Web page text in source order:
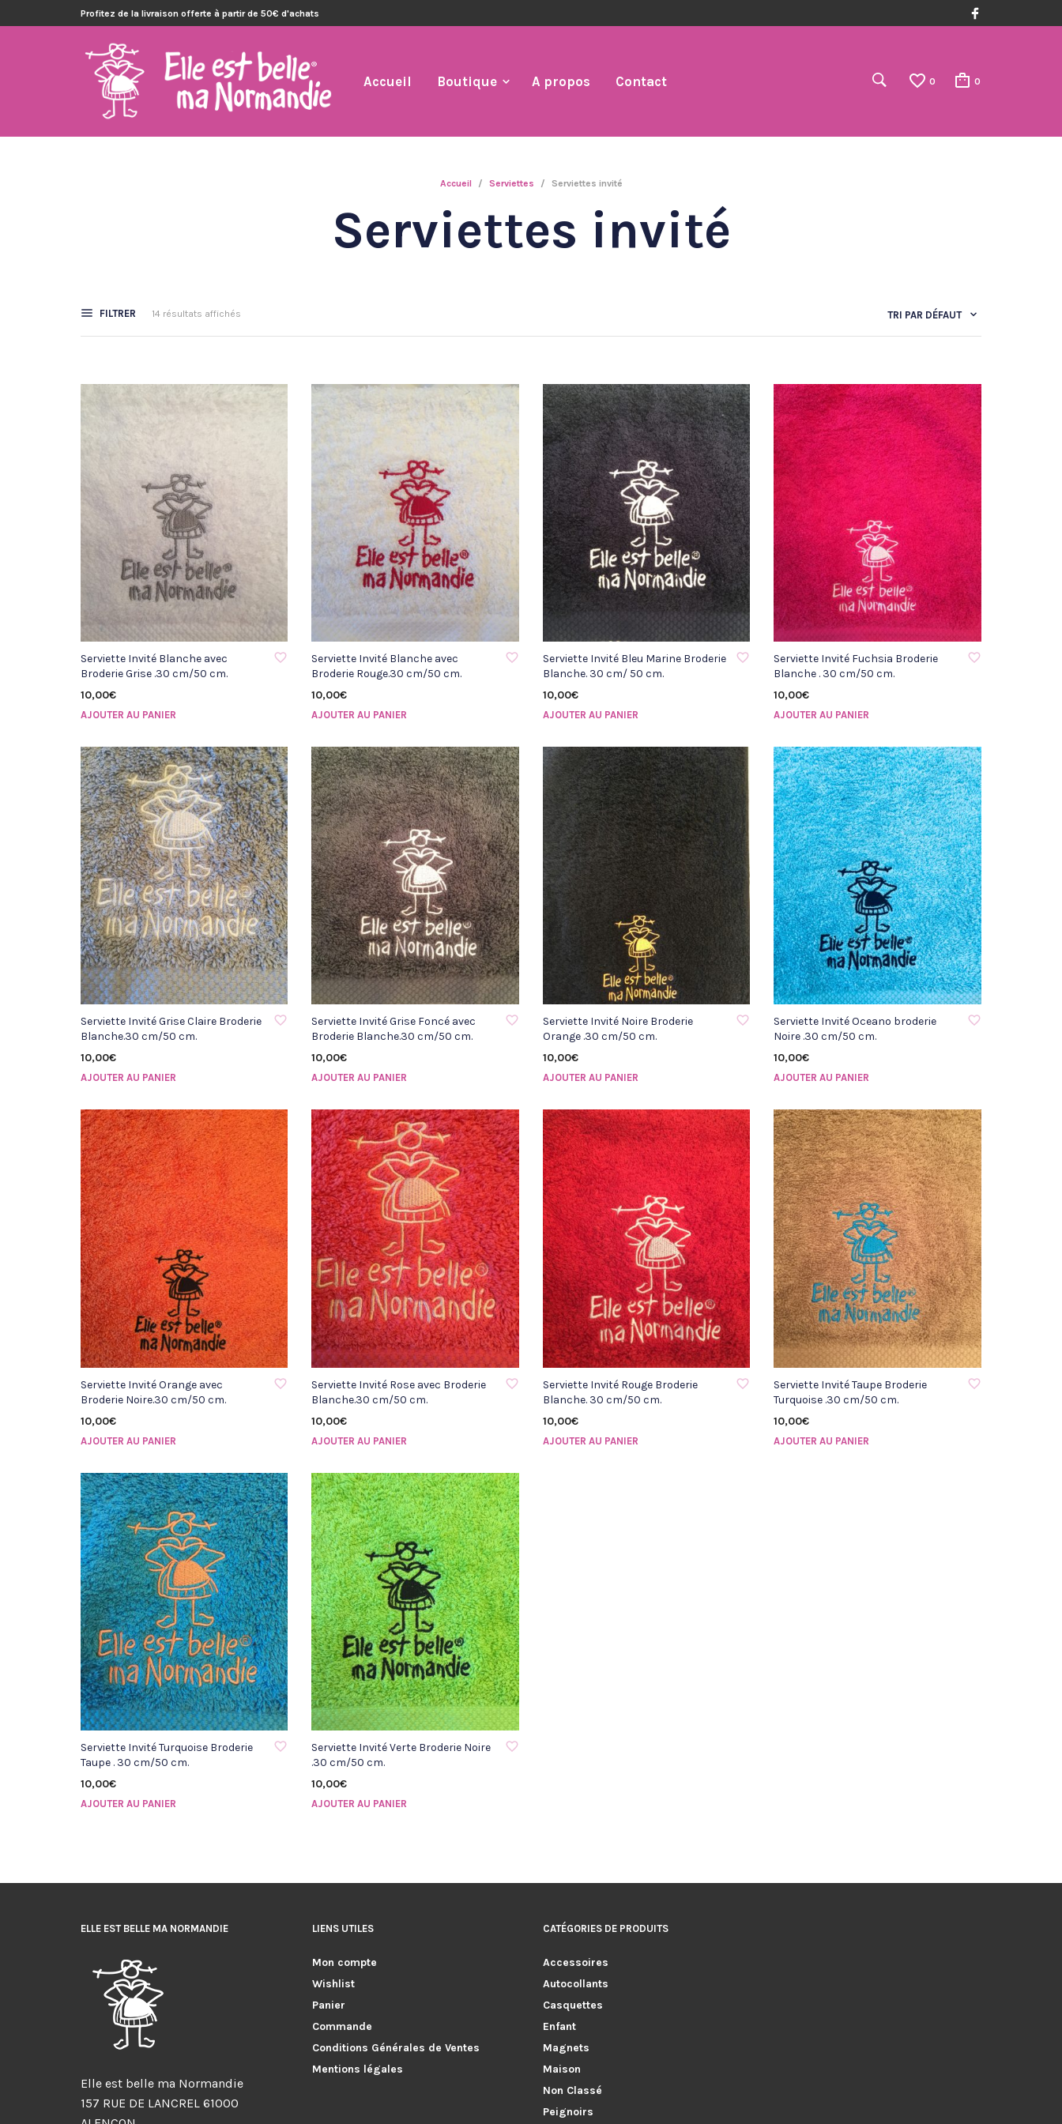
Profitez de la livraison offerte à partir de 50€ d'achats
Accueil Boutique A propos Contact 0 0
Accueil / Serviettes / Serviettes invité
Serviettes invité
FILTRER 14 résultats affichés TRI PAR DÉFAUT
AJOUTER À LA LISTE D'ENVIE
Serviette Invité Blanche avec
Broderie Grise .30 cm/50 cm.
10,00€
AJOUTER AU PANIER
AJOUTER À LA LISTE D'ENVIE
Serviette Invité Blanche avec
Broderie Rouge.30 cm/50 cm.
10,00€
AJOUTER AU PANIER
AJOUTER À LA LISTE D'ENVIE
Serviette Invité Bleu Marine Broderie
Blanche. 30 cm/ 50 cm.
10,00€
AJOUTER AU PANIER
AJOUTER À LA LISTE D'ENVIE
Serviette Invité Fuchsia Broderie
Blanche . 30 cm/50 cm.
10,00€
AJOUTER AU PANIER
AJOUTER À LA LISTE D'ENVIE
Serviette Invité Grise Claire Broderie
Blanche.30 cm/50 cm.
10,00€
AJOUTER AU PANIER
AJOUTER À LA LISTE D'ENVIE
Serviette Invité Grise Foncé avec
Broderie Blanche.30 cm/50 cm.
10,00€
AJOUTER AU PANIER
AJOUTER À LA LISTE D'ENVIE
Serviette Invité Noire Broderie
Orange .30 cm/50 cm.
10,00€
AJOUTER AU PANIER
AJOUTER À LA LISTE D'ENVIE
Serviette Invité Oceano broderie
Noire .30 cm/50 cm.
10,00€
AJOUTER AU PANIER
AJOUTER À LA LISTE D'ENVIE
Serviette Invité Orange avec
Broderie Noire.30 cm/50 cm.
10,00€
AJOUTER AU PANIER
AJOUTER À LA LISTE D'ENVIE
Serviette Invité Rose avec Broderie
Blanche.30 cm/50 cm.
10,00€
AJOUTER AU PANIER
AJOUTER À LA LISTE D'ENVIE
Serviette Invité Rouge Broderie
Blanche. 30 cm/50 cm.
10,00€
AJOUTER AU PANIER
AJOUTER À LA LISTE D'ENVIE
Serviette Invité Taupe Broderie
Turquoise .30 cm/50 cm.
10,00€
AJOUTER AU PANIER
AJOUTER À LA LISTE D'ENVIE
Serviette Invité Turquoise Broderie
Taupe . 30 cm/50 cm.
10,00€
AJOUTER AU PANIER
AJOUTER À LA LISTE D'ENVIE
Serviette Invité Verte Broderie Noire
.30 cm/50 cm.
10,00€
AJOUTER AU PANIER
ELLE EST BELLE MA NORMANDIE
Elle est belle ma Normandie
157 RUE DE LANCREL 61000
LIENS UTILES
Mon compte
Wishlist
Panier
Commande
Conditions Générales de Ventes
Mentions légales
CATÉGORIES DE PRODUITS
Accessoires
Autocollants
Casquettes
Enfant
Magnets
Maison
Non Classé
Peignoirs